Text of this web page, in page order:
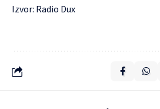
Izvor: Radio Dux